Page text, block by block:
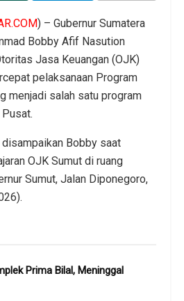
) – Gubernur Sumatera
Bobby Afif Nasution
Jasa Keuangan (OJK)
pelaksanaan Program
menjadi salah satu program
Bobby saat
OJK Sumut di ruang
Sumut, Jalan Diponegoro,
Prima Bilal, Meninggal